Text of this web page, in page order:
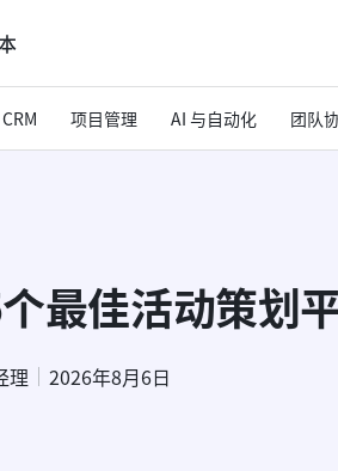
项目管理 AI 与自动化 团队
最佳活动策划
理 2026年8月6日